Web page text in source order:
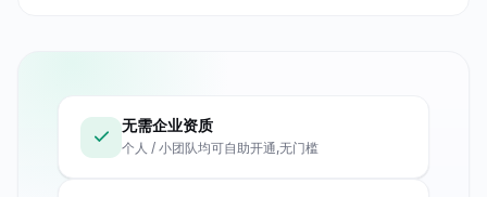
无需企业资质
个人 / 小团队均可自助开通,无门槛